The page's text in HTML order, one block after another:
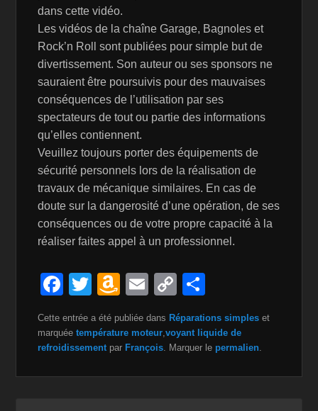
dans cette vidéo.
Les vidéos de la chaîne Garage, Bagnoles et
Rock’n Roll sont publiées pour simple but de
divertissement. Son auteur ou ses sponsors ne
sauraient être poursuivis pour des mauvaises
conséquences de l’utilisation par ses
spectateurs de tout ou partie des informations
qu’elles contiennent.
Veuillez toujours porter des équipements de
sécurité personnels lors de la réalisation de
travaux de mécanique similaires. En cas de
doute sur la dangerosité d’une opération, de ses
conséquences ou de votre propre capacité à la
réaliser faites appel à un professionnel.
F
c
e
b
T
tt
er
A
a
z
o
E
ail
C
o
p
y
Li
ta
g
er
Cette entrée a été publiée dans Réparations simples et
marquéetempérature moteur ,voyant liquide de
refroidissement par François . Marquer le permalien